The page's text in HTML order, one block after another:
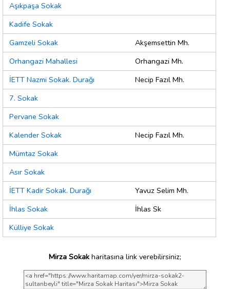
Aşıkpaşa Sokak
Kadife Sokak
Gamzeli Sokak
Akşemsettin Mh.
Orhangazi Mahallesi
Orhangazi Mh.
İETT Nazmi Sokak. Durağı
Necip Fazıl Mh.
7. Sokak
Pervane Sokak
Kalender Sokak
Necip Fazıl Mh.
Mümtaz Sokak
Asır Sokak
İETT Kadir Sokak. Durağı
Yavuz Selim Mh.
İhlas Sokak
İhlas Sk
Külliye Sokak
Mirza Sokak haritasına link verebilirsiniz;